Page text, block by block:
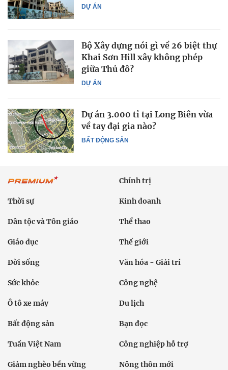
DỰ ÁN
DỰ ÁN
Bộ Xây dựng nói gì về 26 biệt thự
Khai Sơn Hill xây không phép
giữa Thủ đô?
BẤT ĐỘNG SẢN
Dự án 3.000 tỉ tại Long Biên vừa
về tay đại gia nào?
Chính trị
Thời sự Kinh doanh
Dân tộc và Tôn giáo Thể thao
Giáo dục Thế giới
Đời sống Văn hóa - Giải trí
Sức khỏe Công nghệ
Ô tô xe máy Du lịch
Bất động sản Bạn đọc
Tuần Việt Nam Công nghiệp hỗ trợ
Giảm nghèo bền vững Nông thôn mới